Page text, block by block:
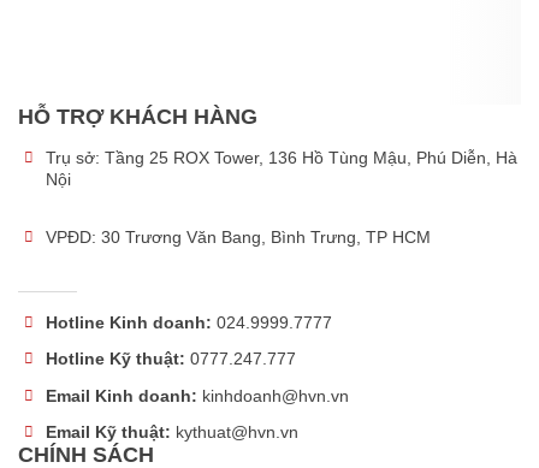
HỖ TRỢ KHÁCH HÀNG
Trụ sở: Tầng 25 ROX Tower, 136 Hồ Tùng Mậu, Phú Diễn, Hà
Nội
VPĐD: 30 Trương Văn Bang, Bình Trưng, TP HCM
Hotline Kinh doanh: 024.9999.7777
Hotline Kỹ thuật: 0777.247.777
Email Kinh doanh: kinhdoanh@hvn.vn
Email Kỹ thuật: kythuat@hvn.vn
CHÍNH SÁCH